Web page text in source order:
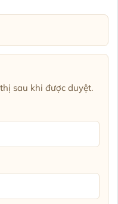
sau khi được duyệt.